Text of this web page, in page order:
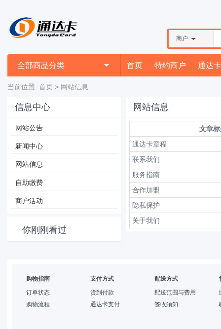
商户
全部商品分类 首页 特约商户 通达卡
当前位置: 首页 > 网站信息
信息中心
网站公告
新闻中心
网站信息
自助缴费
商户活动
你刚刚看过
网站信息
文章
通达卡章程
联系我们
服务指南
合作加盟
隐私保护
关于我们
购物指南
订单状态
购物流程
支付方式
货到付款
通达卡支付
配送方式
配送范围与费用
签收须知